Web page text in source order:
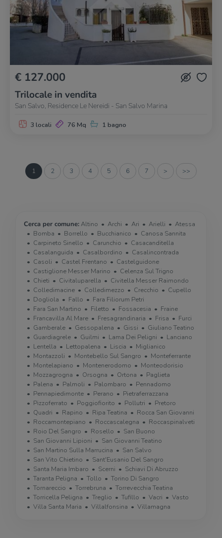
€ 127.000
Trilocale in vendita
San Salvo, Residence Le Nereidi - San Salvo Marina
3 locali 76 Mq 1 bagno
1 2 3 4 5 6 7 > >>
Cerca per comune:Altino Archi Ari Arielli
Atessa
Bomba
Borrello Bucchianico
Canosa Sannita
Carpineto Sinello
Carunchio
Casacanditella
Casalanguida
Casalbordino
Casalincontrada
Casoli
Castel Frentano
Castelguidone
Castiglione Messer Marino
Celenza Sul Trigno
Chieti
Civitaluparella
Civitella Messer Raimondo
Colledimacine
Colledimezzo Crecchio
Cupello
Dogliola
Fallo
Fara Filiorum Petri
Fara San Martino
Filetto Fossacesia
Fraine
Francavilla Al Mare
Fresagrandinaria Frisa
Furci
Gamberale
Gessopalena Gissi
Giuliano Teatino
Guardiagrele
Guilmi Lama Dei Peligni
Lanciano
Lentella
Lettopalena Liscia
Miglianico
Montazzoli
Montebello Sul Sangro
Monteferrante
Montelapiano
Montenerodomo
Monteodorisio
Mozzagrogna
Orsogna Ortona
Paglieta
Palena
Palmoli Palombaro
Pennadomo
Pennapiedimonte
Perano
Pietraferrazzana
Pizzoferrato
Poggiofiorito Pollutri
Pretoro
Quadri
Rapino Ripa Teatina
Rocca San Giovanni
Roccamontepiano
Roccascalegna
Roccaspinalveti
Roio Del Sangro
Rosello
San Buono
San Giovanni Lipioni
San Giovanni Teatino
San Martino Sulla Marrucina
San Salvo
San Vito Chietino
Sant'Eusanio Del Sangro
Santa Maria Imbaro
Scerni
Schiavi Di Abruzzo
Taranta Peligna
Tollo
Torino Di Sangro
Tornareccio
Torrebruna
Torrevecchia Teatina
Torricella Peligna
Treglio Tufillo Vacri
Vasto
Villa Santa Maria
Villalfonsina Villamagna